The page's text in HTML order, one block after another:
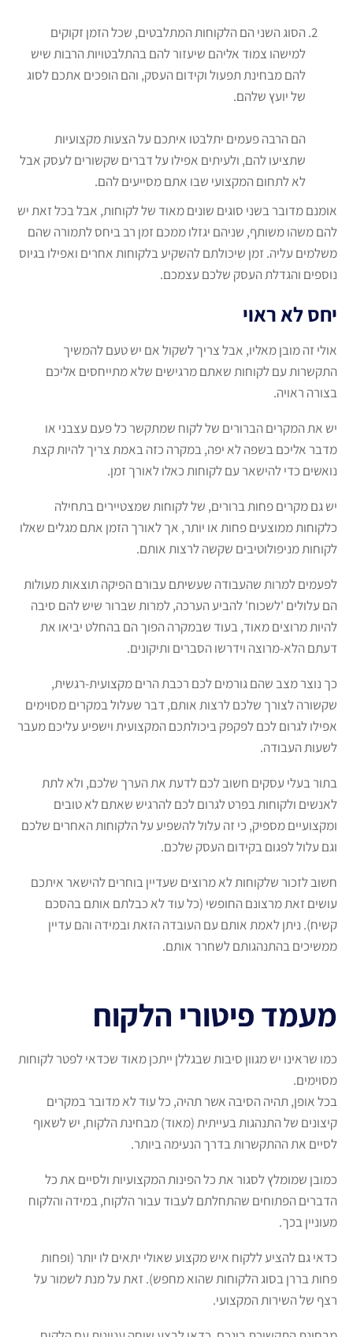
הסוג השני הם הלקוחות המתלבטים, שכל הזמן זקוקים
למישהו צמוד אליהם שיעזור להם בהתלבטויות הרבות שיש
להם מבחינת תפעול וקידום העסק, והם הופכים אתכם לסוג
של יועץ שלהם.
הם הרבה פעמים יתלבטו איתכם על הצעות מקצועיות
שתציעו להם, ולעיתים אפילו על דברים שקשורים לעסק אבל
לא לתחום המקצועי שבו אתם מסייעים להם.
אומנם מדובר בשני סוגים שונים מאוד של לקוחות, אבל בכל זאת יש
להם משהו משותף, שניהם יגזלו ממכם זמן רב ביחס לתמורה שהם
משלמים עליה. זמן שיכולתם להשקיע בלקוחות אחרים ואפילו בגיוס
נוספים והגדלת העסק שלכם עצמכם.
יחס לא ראוי
אולי זה מובן מאליו, אבל צריך לשקול אם יש טעם להמשיך
התקשרות עם לקוחות שאתם מרגישים שלא מתייחסים אליכם
בצורה ראויה.
יש את המקרים הברורים של לקוח שמתקשר כל פעם עצבני או
מדבר אליכם בשפה לא יפה, במקרה כזה באמת צריך להיות קצת
נואשים כדי להישאר עם לקוחות כאלו לאורך זמן.
יש גם מקרים פחות ברורים, של לקוחות שמצטיירים בתחילה
כלקוחות ממוצעים פחות או יותר, אך לאורך הזמן אתם מגלים שאלו
לקוחות מניפולוטיבים שקשה לרצות אותם.
לפעמים למרות שהעבודה שעשיתם עבורם הפיקה תוצאות מעולות
הם עלולים 'לשכוח' להביע הערכה, למרות שברור שיש להם סיבה
להיות מרוצים מאוד, בעוד שבמקרה הפוך הם בהחלט יביאו את
דעתם הלא-מרוצה וידרשו הסברים ותיקונים.
כך נוצר מצב שהם גורמים לכם רכבת הרים מקצועית-רגשית,
שקשורה לצורך שלכם לרצות אותם, דבר שעלול במקרים מסוימים
אפילו לגרום לכם לפקפק ביכולתכם המקצועית וישפיע עליכם מעבר
לשעות העבודה.
בתור בעלי עסקים חשוב לכם לדעת את הערך שלכם, ולא לתת
לאנשים ולקוחות בפרט לגרום לכם להרגיש שאתם לא טובים
ומקצועיים מספיק, כי זה עלול להשפיע על הלקוחות האחרים שלכם
וגם עלול לפגום בקידום העסק שלכם.
חשוב לזכור שלקוחות לא מרוצים שעדיין בוחרים להישאר איתכם
עושים זאת מרצונם החופשי (כל עוד לא כבלתם אותם בהסכם
קשיח). ניתן לאמת אותם עם העובדה הזאת ובמידה והם עדיין
ממשיכים בהתנהגותם לשחרר אותם.
מעמד פיטורי הלקוח
כמו שראינו יש מגוון סיבות שבגללן ייתכן מאוד שכדאי לפטר לקוחות
מסוימים.
בכל אופן, תהיה הסיבה אשר תהיה, כל עוד לא מדובר במקרים
קיצונים של התנהגות בעייתית (מאוד) מבחינת הלקוח, יש לשאוף
לסיים את ההתקשרות בדרך הנעימה ביותר.
כמובן שמומלץ לסגור את כל הפינות המקצועיות ולסיים את כל
הדברים הפתוחים שהתחלתם לעבוד עבור הלקוח, במידה והלקוח
מעוניין בכך.
כדאי גם להציע ללקוח איש מקצוע שאולי יתאים לו יותר (ופחות
פחות בררן בסוג הלקוחות שהוא מחפש). זאת על מנת לשמור על
רצף של השירות המקצועי.